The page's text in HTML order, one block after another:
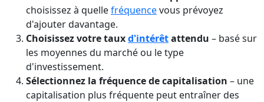
choisissez à quellefréquencevous prévoyez
d'ajouter davantage.
Choisissez votre tauxd'intérêtattendu – basé sur
les moyennes du marché ou le type
d'investissement.
Sélectionnez la fréquence de capitalisation – une
capitalisation plus fréquente peut entraîner des